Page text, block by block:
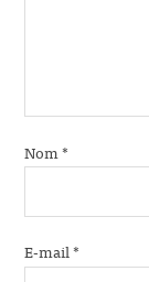
Nom*
E-mail*